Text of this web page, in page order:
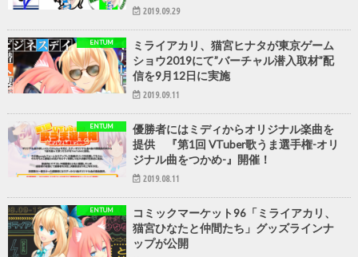
2019.09.29
ENTUM
ミライアカリ、猫宮ヒナタが東京ゲーム
ショウ2019にて”バーチャル潜入取材”配
信を9月12日に実施
2019.09.11
ENTUM
優勝者にはミディからオリジナル楽曲を
提供 『第1回 VTuber歌うま選手権-オリ
ジナル曲をつかめ-』開催！
2019.08.11
ENTUM
コミックマーケット96「ミライアカリ、
猫宮ひなたと仲間たち」グッズラインナ
ップが公開